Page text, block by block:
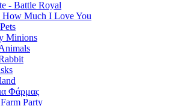
- Battle Royal
How Much I Love You
Minions
Φάρμας
Farm Party